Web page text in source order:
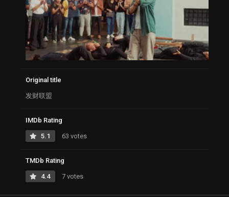
Original title
发财联盟
IMDb Rating
5.1 63 votes
TMDb Rating
4.4 7 votes